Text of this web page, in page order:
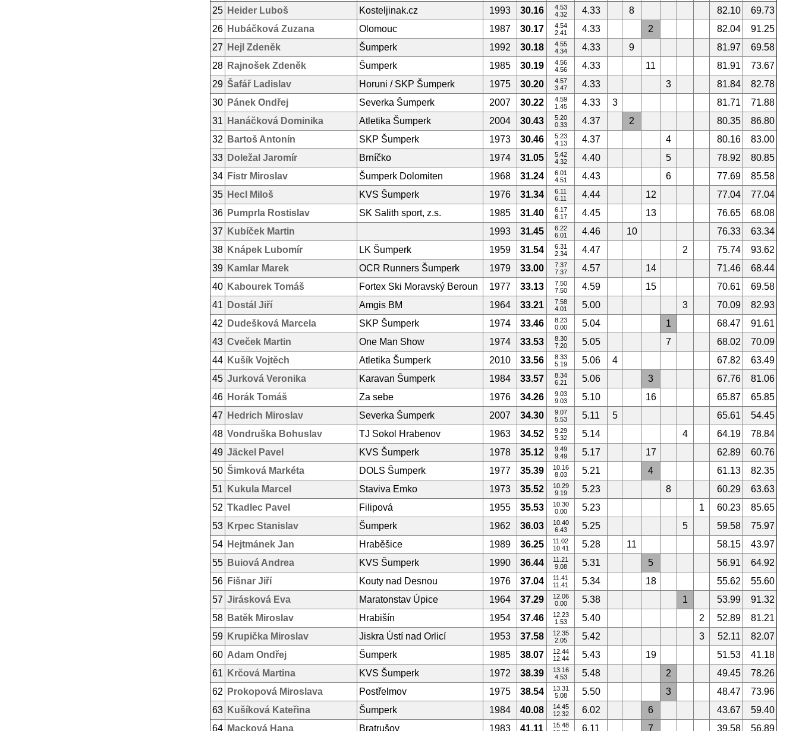
25 Heider Luboš Kosteljinak.cz 1993 30.16
4.53
4.32
4.33 8 82.10
69.73
26 Hubáčková Zuzana Olomouc 1987 30.17
4.54
2.41
4.33 2 82.04
91.25
27
Hejl Zdeněk Šumperk 1992 30.18
4.55
4.34
4.33 9 81.97
69.58
28 Rajnošek Zdeněk Šumperk 1985 30.19
4.56
4.56
4.33 11 81.91
73.67
29 Šafář Ladislav Horuni / SKP Šumperk 1975 30.20
4.57
3.47
4.33 3 81.84
82.78
30 Pánek Ondřej Severka Šumperk 2007 30.22
4.59
1.45
4.33 3 81.71
71.88
31
Hanáčková Dominika Atletika Šumperk 2004 30.43
5.20
0.33
4.37 2 80.35
86.80
32
Bartoš Antonín SKP Šumperk 1973 30.46
5.23
4.13
4.37 4 80.16
83.00
33 Doležal Jaromír Brníčko 1974 31.05
5.42
4.32
4.40 5 78.92
80.85
34 Fistr Miroslav Šumperk Dolomiten 1968 31.24
6.01
4.51
4.43 6 77.69
85.58
35 Hecl Miloš KVS Šumperk 1976 31.34
6.11
6.11
4.44 12 77.04
77.04
36 Pumprla Rostislav SK Salith sport, z.s. 1985 31.40
6.17
6.17
4.45 13 76.65
68.08
37
Kubíček Martin 1993 31.45
6.22
6.01
4.46 10 76.33
63.34
38 Knápek Lubomír LK Šumperk 1959 31.54
6.31
2.34
4.47 2 75.74
93.62
39 Kamlar Marek OCR Runners Šumperk 1979 33.00
7.37
7.37
4.57 14 71.46
68.44
40 Kabourek Tomáš Fortex Ski Moravský Beroun 1977 33.13
7.50
7.50
4.59 15 70.61
69.58
41
Dostál Jiří Amgis BM 1964 33.21
7.58
4.01
5.00 3 70.09
82.93
42
Dudešková Marcela SKP Šumperk 1974 33.46
8.23
0.00
5.04 1 68.47
91.61
43 Cveček Martin One Man Show 1974 33.53
8.30
7.20
5.05 7 68.02
70.09
44 Kušík Vojtěch Atletika Šumperk 2010 33.56
8.33
5.19
5.06 4 67.82
63.49
45 Jurková Veronika Karavan Šumperk 1984 33.57
8.34
6.21
5.06 3 67.76
81.06
46 Horák Tomáš Za sebe 1976 34.26
9.03
9.03
5.10 16 65.87
65.85
47
Hedrich Miroslav Severka Šumperk 2007 34.30
9.07
5.53
5.11 5 65.61
54.45
48 Vondruška Bohuslav TJ Sokol Hrabenov 1963 34.52
9.29
5.32
5.14 4 64.19
78.84
49 Jäckel Pavel KVS Šumperk 1978 35.12
9.49
9.49
5.17 17 62.89
60.76
50 Šimková Markéta DOLS Šumperk 1977 35.39
10.16
8.03
5.21 4 61.13
82.35
51
Kukula Marcel Staviva Emko 1973 35.52
10.29
9.19
5.23 8 60.29
63.63
52 Tkadlec Pavel Filipová 1955 35.53
10.30
0.00
5.23 1 60.23
85.65
53 Krpec Stanislav Šumperk 1962 36.03
10.40
6.43
5.25 5 59.58
75.97
54 Hejtmánek Jan Hraběšice 1989 36.25
11.02
10.41
5.28 11 58.15
43.97
55 Buiová Andrea KVS Šumperk 1990 36.44
11.21
9.08
5.31 5 56.91
64.92
56 Fišnar Jiří Kouty nad Desnou 1976 37.04
11.41
11.41
5.34 18 55.62
55.60
57 Jirásková Eva Maratonstav Úpice 1964 37.29
12.06
0.00
5.38 1 53.99
91.32
58 Batěk Miroslav Hrabišín 1954 37.46
12.23
1.53
5.40 2 52.89
81.21
59 Krupička Miroslav Jiskra Ústí nad Orlicí 1953 37.58
12.35
2.05
5.42 3 52.11
82.07
60 Adam Ondřej Šumperk 1985 38.07
12.44
12.44
5.43 19 51.53
41.18
61
Krčová Martina KVS Šumperk 1972 38.39
13.16
4.53
5.48 2 49.45
78.26
62
Prokopová Miroslava Postřelmov 1975 38.54
13.31
5.08
5.50 3 48.47
73.96
63 Kušíková Kateřina Šumperk 1984 40.08
14.45
12.32
6.02 6 43.67
59.40
64 Macková Hana Bratrušov 1983 41.11
15.48
6.11 7 39.58 56.89